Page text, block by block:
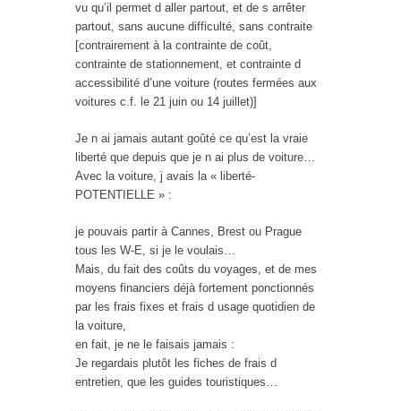
vu qu’il permet d aller partout, et de s arrêter
partout, sans aucune difficulté, sans contraite
[contrairement à la contrainte de coût,
contrainte de stationnement, et contrainte d
accessibilité d’une voiture (routes fermées aux
voitures c.f. le 21 juin ou 14 juillet)]
Je n ai jamais autant goûté ce qu’est la vraie
liberté que depuis que je n ai plus de voiture…
Avec la voiture, j avais la « liberté-
POTENTIELLE » :
je pouvais partir à Cannes, Brest ou Prague
tous les W-E, si je le voulais…
Mais, du fait des coûts du voyages, et de mes
moyens financiers déjà fortement ponctionnés
par les frais fixes et frais d usage quotidien de
la voiture,
en fait, je ne le faisais jamais :
Je regardais plutôt les fiches de frais d
entretien, que les guides touristiques…